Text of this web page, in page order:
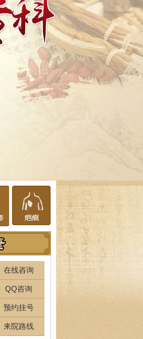
在线咨询
QQ咨询
预约挂号
来院路线